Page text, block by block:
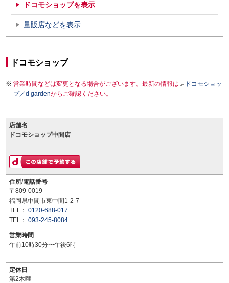
ドコモショップを表示
量販店などを表示
ドコモショップ
営業時間などは変更となる場合がございます。最新の情報は
ドコモショッ
プ／d gardenからご確認ください。
店舗名
ドコモショップ中間店
住所/電話番号
〒809-0019
福岡県中間市東中間1-2-7
TEL： 0120-688-017
TEL： 093-245-8084
営業時間
午前10時30分〜午後6時
定休日
第2木曜